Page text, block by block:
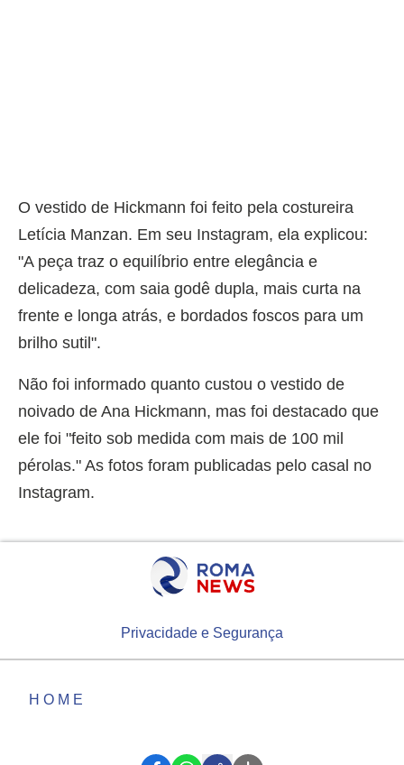
O vestido de Hickmann foi feito pela costureira
Letícia Manzan. Em seu Instagram, ela explicou:
"A peça traz o equilíbrio entre elegância e
delicadeza, com saia godê dupla, mais curta na
frente e longa atrás, e bordados foscos para um
brilho sutil".
Não foi informado quanto custou o vestido de
noivado de Ana Hickmann, mas foi destacado que
ele foi "feito sob medida com mais de 100 mil
pérolas." As fotos foram publicadas pelo casal no
Instagram.
Privacidade e Segurança
HOME